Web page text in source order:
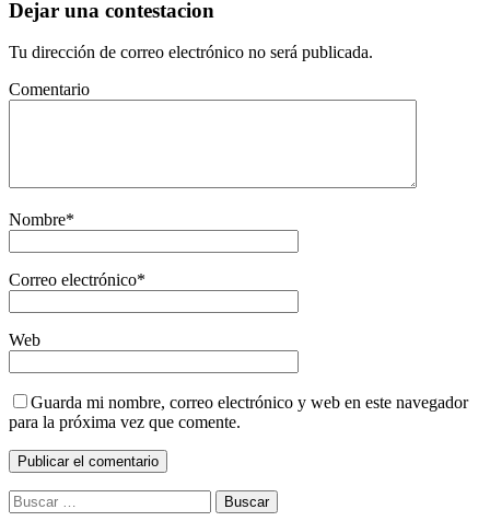
Dejar una contestacion
Tu dirección de correo electrónico no será publicada.
Comentario
Nombre*
Correo electrónico*
Web
Guarda mi nombre, correo electrónico y web en este navegador
para la próxima vez que comente.
Buscar: